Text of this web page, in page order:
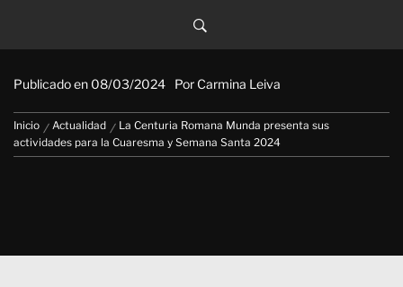
Cuaresma y Semana Santa 2024
Publicado en 08/03/2024 Por Carmina Leiva
Inicio Actualidad
La Centuria Romana Munda presenta sus
actividades para la Cuaresma y Semana Santa 2024